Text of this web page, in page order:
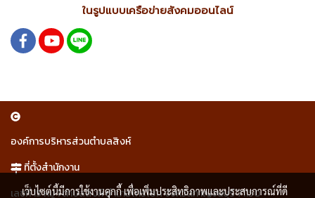
ในรูปแบบเครือข่ายสังคมออนไลน์
องค์การบริหารส่วนตำบลสิงห์
ที่ตั้งสำนักงาน
เลขที่ 15 หมู่ 1 ตำบลสิงห์ อำเภอไทรโยค จังหวัดกาญจนบุรี 71150
เว็บไซต์นี้มีการใช้งานคุกกี้ เพื่อเพิ่มประสิทธิภาพและประสบการณ์ที่ดี